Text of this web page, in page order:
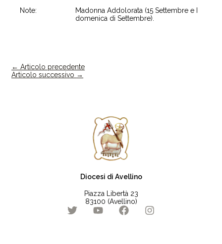
Note:
Madonna Addolorata (15 Settembre e I
domenica di Settembre).
← Articolo precedente
Articolo successivo →
Diocesi di Avellino
Piazza Libertà 23
83100 (Avellino)